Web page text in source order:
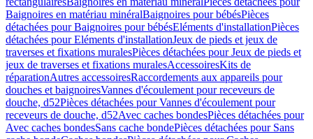
Baignoires en matériau minéralBaignoires pour bébésPièces
détachées pour Baignoires pour bébésEléments d'installationPièces
détachées pour Eléments d'installationJeux de pieds et jeux de
traverses et fixations muralesPièces détachées pour Jeux de pieds et
jeux de traverses et fixations muralesAccessoiresKits de
réparationAutres accessoiresRaccordements aux appareils pour
douches et baignoiresVannes d'écoulement pour receveurs de
douche, d52Pièces détachées pour Vannes d'écoulement pour
receveurs de douche, d52Avec caches bondesPièces détachées pour
Avec caches bondesSans cache bondePièces détachées pour Sans